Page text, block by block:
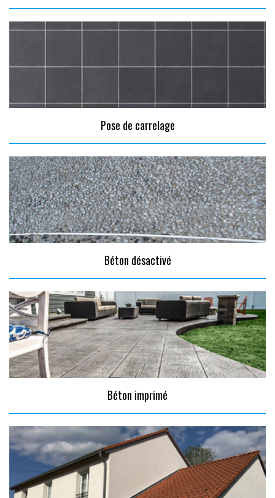
Pose de carrelage
Béton désactivé
Béton imprimé